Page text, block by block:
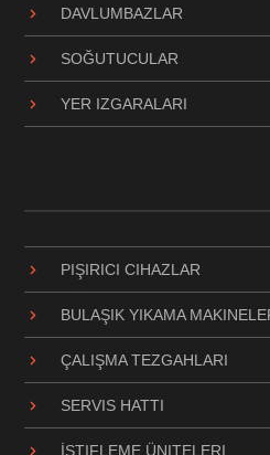
DAVLUMBAZLAR
SOĞUTUCULAR
YER IZGARALARI
PIŞIRICI CIHAZLAR
BULAŞIK YIKAMA
ÇALIŞMA TEZGAHLARI
SERVIS HATTI
İSTIFLEME ÜNITELERI